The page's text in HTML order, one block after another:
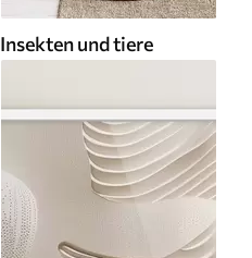
Insekten und tiere